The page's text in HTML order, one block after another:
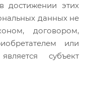
достижении этих
данных не
договором,
или
субъект